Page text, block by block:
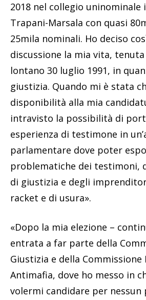
2018 nel collegio uninominale
Trapani-Marsala con quasi
25mila nominali. Ho deciso
discussione la mia vita,
lontano 30 luglio 1991, in
giustizia. Quando mi è stata
disponibilità alla mia
intravisto la possibilità di
esperienza di testimone in
parlamentare dove poter
problematiche dei testimoni,
di giustizia e degli
racket e di usura».
«Dopo la mia elezione –
entrata a far parte della
Giustizia e della
Antimafia, dove ho messo in
volermi candidare per nessun